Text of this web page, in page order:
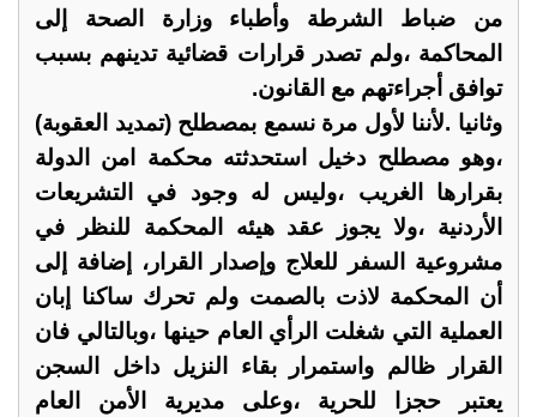
من ضباط الشرطة وأطباء وزارة الصحة إلى
المحاكمة ،ولم تصدر قرارات قضائية تدينهم بسبب
توافق أجراءتهم مع القانون.
وثانيا .لأننا لأول مرة نسمع بمصطلح (تمديد العقوبة)
،وهو مصطلح دخيل استحدثته محكمة امن الدولة
بقرارها الغريب ،وليس له وجود في التشريعات
الأردنية ،ولا يجوز عقد هيئه المحكمة للنظر في
مشروعية السفر للعلاج وإصدار القرار، إضافة إلى
أن المحكمة لاذت بالصمت ولم تحرك ساكنا إبان
العملية التي شغلت الرأي العام حينها ،وبالتالي فان
القرار ظالم واستمرار بقاء النزيل داخل السجن
يعتبر حجزا للحرية ،وعلى مديرية الأمن العام